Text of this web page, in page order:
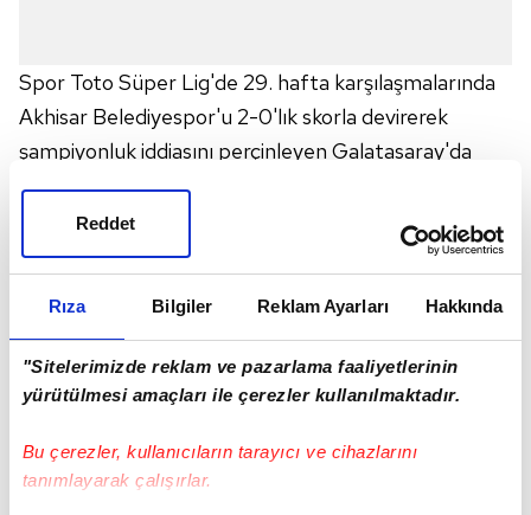
Rıza Bilgiler Reklam Ayarları Hakkında
"Sitelerimizde reklam ve pazarlama faaliyetlerinin
yürütülmesi amaçları ile çerezler kullanılmaktadır.
Bu çerezler, kullanıcıların tarayıcı ve cihazlarını
tanımlayarak çalışırlar.
Reddet
Spor Toto Süper Lig'de 29. hafta karşılaşmalarında
Akhisar Belediyespor'u 2-0'lık skorla devirerek
şampiyonluk iddiasını perçinleyen Galatasaray'da
Teknik Direktör Hamza Hamzaoğlu maç sonunda
açıklamalarda bulundu.
oyunu sergileyemediklerini belirtirken, "Bu saatten
sonra oyun ikinci planda kalacak mecburen. Skoru
erken yakalayınca böyle oldu. Maça istediğimiz gibi
plana çıktı. Bir engeli daha geçtik. 5 maçımız daha
var. En iyi şekilde Konya maçına hazırlanacağız." dedi.